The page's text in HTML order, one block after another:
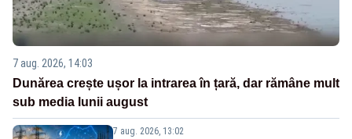
7 aug. 2026, 14:03
Dunărea crește ușor la intrarea în țară, dar rămâne mult
sub media lunii august
7 aug. 2026, 13:02